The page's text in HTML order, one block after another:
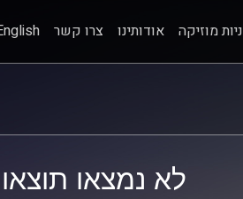
מוזיקה אודותינו צרו קשר
לא נמצאו